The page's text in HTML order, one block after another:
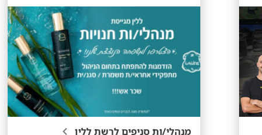
מנהלי/ות סניפים לרשת ללין